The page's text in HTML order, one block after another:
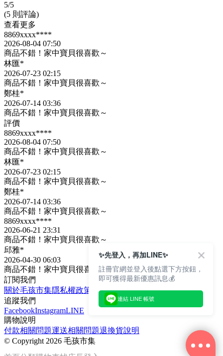
5/5
(5 則評論)
查看更多
8869xxxx****
2026-08-04 07:50
商品不錯！家中寶貝很喜歡～
林匯*
2026-07-23 02:15
商品不錯！家中寶貝很喜歡～
鄭桂*
2026-07-14 03:36
商品不錯！家中寶貝很喜歡～
評價
8869xxxx****
2026-08-04 07:50
商品不錯！家中寶貝很喜歡～
林匯*
2026-07-23 02:15
商品不錯！家中寶貝很喜歡～
鄭桂*
2026-07-14 03:36
商品不錯！家中寶貝很喜歡～
8869xxxx****
2026-06-21 23:31
商品不錯！家中寶貝很喜歡～
邱雅*
2026-04-30 06:03
商品不錯！家中寶貝很喜歡～
訂閱我們
關於毛孩市集隱私權政策
文章
追蹤我們
FacebookInstagramLINE
購物說明
付款相關問題運送相關問題退換貨說明
© Copyright 2026 毛孩市集
✨先登入，再加LINE✨
註冊官網並登入後點選下方按鈕，
即可獲得最新優惠訊息💰
連結 LINE 帳號